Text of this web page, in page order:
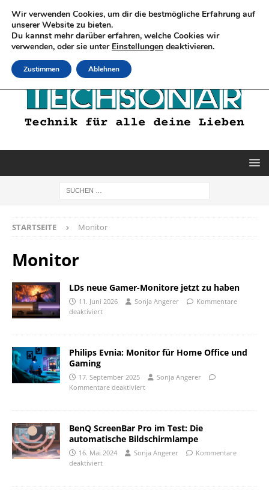
STARTSEITE Monitor
Monitor
LDs neue Gamer-Monitore jetzt zu haben
11. Juni 2026 Sonja Angerer
Kommentare
deaktiviert
Philips Evnia: Monitor für Home Office und
Gaming
17. September 2025
Sonja Angerer
Kommentare deaktiviert
BenQ ScreenBar Pro im Test: Die
automatische Bildschirmlampe
16. Mai 2024 Sonja Angerer
Kommentare
deaktiviert
Wir verwenden Cookies, um dir die bestmögliche Erfahrung auf
unserer Website zu bieten.
Du kannst mehr darüber erfahren, welche Cookies wir
verwenden, oder sie unter Einstellungen deaktivieren.
Zustimmen Ablehnen